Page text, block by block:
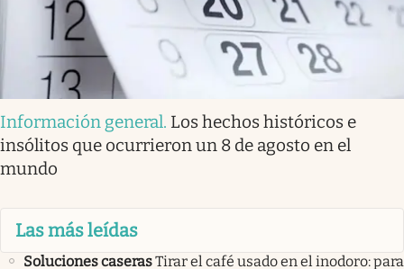
Información general. Los hechos históricos e
insólitos que ocurrieron un 8 de agosto en el
mundo
Las más leídas
Soluciones caserasTirar el café usado en el inodoro: para